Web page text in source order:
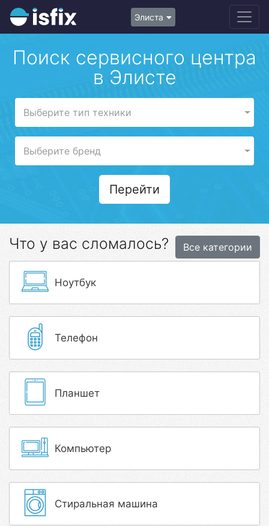
Элиста
Поиск сервисного центра
в Элисте
Выберите тип техники
Выберите бренд
Перейти
Все категории
Что у вас сломалось?
Ноутбук
Телефон
Планшет
Компьютер
Стиральная машина